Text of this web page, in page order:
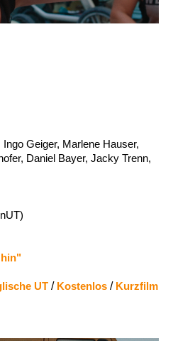
Geiger, Marlene Hauser,
Daniel Bayer, Jacky Trenn,
hin"
UT / Kostenlos / Kurzfilm